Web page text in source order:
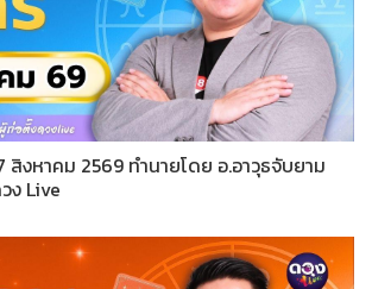
สิงหาคม 2569 ทำนายโดย อ.อาวุธจับยาม
ง Live